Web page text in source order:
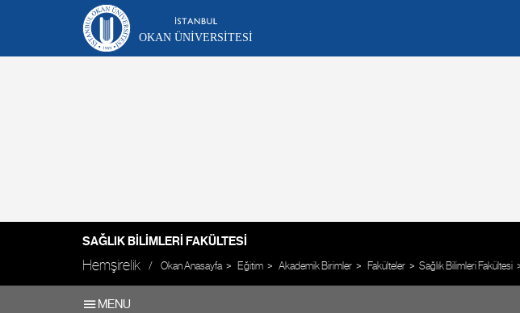
OKAN ÜNIVERSITESI
SAĞLIK BILIMLERI FAKÜLTESI
Hemşirelik Okan Anasayfa Eğitim Akademik Birimler Fakülteler Sağlık Bilimleri Fakültesi
MENU